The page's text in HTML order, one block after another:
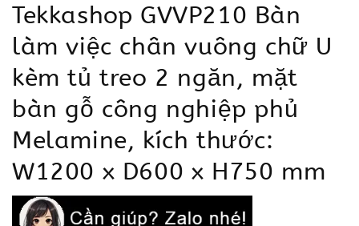
Tekkashop GVVP210 Bàn
làm việc chân vuông chữ U
kèm tủ treo 2 ngăn, mặt
bàn gỗ công nghiệp phủ
Melamine, kích thước:
W1200 x D600 x H750 mm